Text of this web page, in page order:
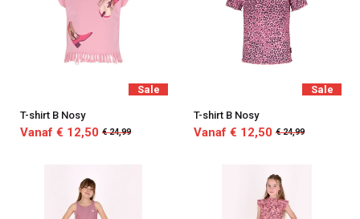
Sale
T-shirt B Nosy
Vanaf € 12,50 € 24,99
Sale
T-shirt B Nosy
Vanaf € 12,50 € 24,99